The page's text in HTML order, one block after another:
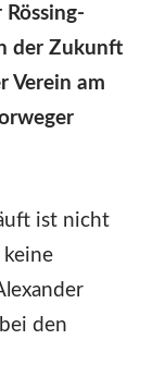
der Zukunft
Verein am
ist nicht
keine
den